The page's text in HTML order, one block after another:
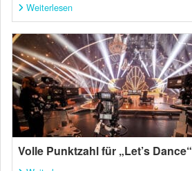
Weiterlesen
Volle Punktzahl für „Let’s Dance“